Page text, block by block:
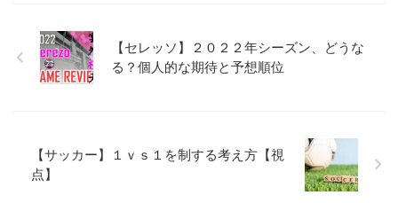
【セレッソ】２０２２年シーズン、どうな
る？個人的な期待と予想順位
【サッカー】１ｖｓ１を制する考え方【視
点】